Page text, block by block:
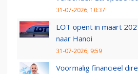
31-07-2026, 10:37
LOT opent in maart
naar Hanoi
31-07-2026, 9:59
Voormalig financieel